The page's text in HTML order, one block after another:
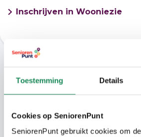
Toestemming Details
Cookies op SeniorenPunt
SeniorenPunt gebruikt cookies om
Kortonjo ligt aan de rand
Parken. Voor een mooie
Inschrijven in Wooniezie